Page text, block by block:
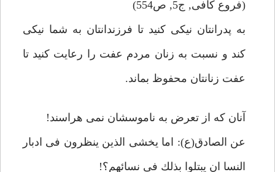
(فروع كافى, ج5, ص554)
به پدرانتان نيكى كنيد تا فرزندانتان به شما نيكى
كند و نسبت به زنان مردم عفت را رعايت كنيد تا
عفت زنانتان محفوظ بماند.
آنان كه از تعرض به ناموسشان نمى هراسند!
عن الصادق(ع): اما يخشى الذين ينظرون فى ادبار
النسا ان يبتلوا بذلك فى نسائهم؟!